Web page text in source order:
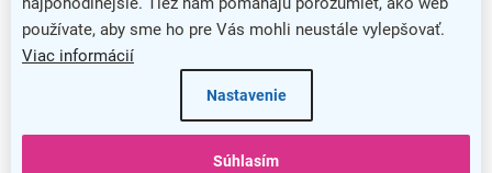
používate, aby sme ho pre Vás mohli neustále vylepšovať.
Viac informácií
Nastavenie
Súhlasím